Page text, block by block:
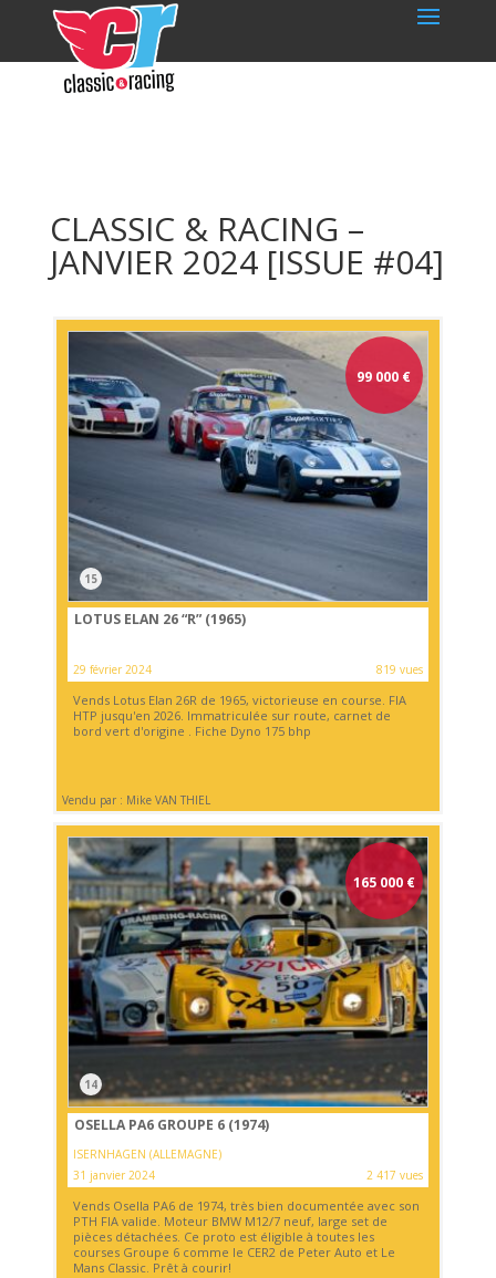
CLASSIC & RACING –
JANVIER 2024 [ISSUE #04]
99 000 €
15
LOTUS ELAN 26 “R” (1965)
29 février 2024 819 vues
Vends Lotus Elan 26R de 1965, victorieuse en course. FIA
HTP jusqu'en 2026. Immatriculée sur route, carnet de
bord vert d'origine . Fiche Dyno 175 bhp
Vendu par : Mike VAN THIEL
165 000€
14
OSELLA PA6 GROUPE 6 (1974)
ISERNHAGEN (ALLEMAGNE)
31 janvier 2024
2 417 vues
Vends Osella PA6 de 1974, très bien documentée avec son
PTH FIA valide. Moteur BMW M12/7 neuf, large set de
pièces détachées. Ce proto est éligible à toutes les
courses Groupe 6 comme le CER2 de Peter Auto et Le
Mans Classic. Prêt à courir!